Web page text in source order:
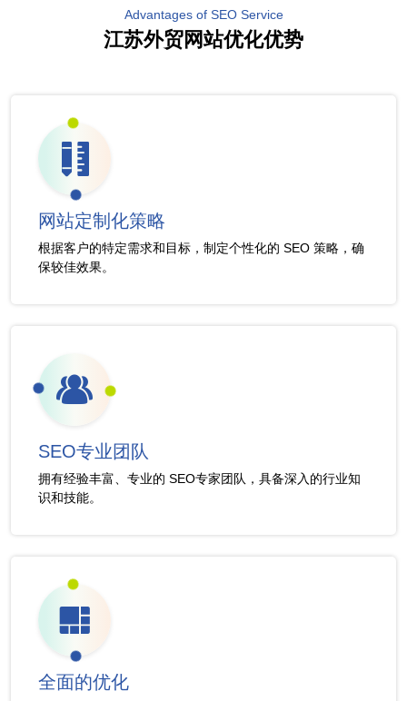
Advantages of SEO Service
江苏外贸网站优化优势
网站定制化策略
根据客户的特定需求和目标，制定个性化的 SEO 策略，确
保较佳效果。
SEO专业团队
拥有经验丰富、专业的 SEO专家团队，具备深入的行业知
识和技能。
全面的优化